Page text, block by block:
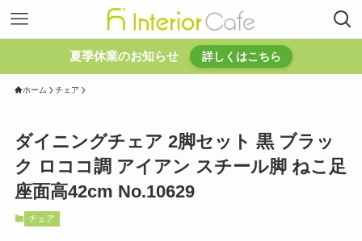
夏季休業のお知らせ 詳しくはこちら
ホーム チェア
ダイニングチェア 2脚セット 黒 ブラッ
ク ロココ調 アイアン スチール脚 ねこ足
座面高42cm No.10629
チェア